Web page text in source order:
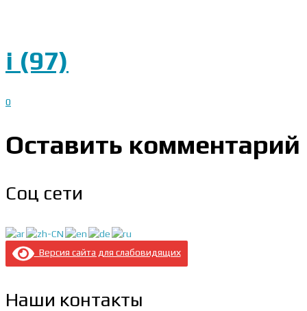
i (97)
0
Оставить комментарий
Соц сети
Версия сайта для слабовидящих
Наши контакты